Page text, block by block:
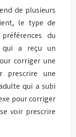
de plusieurs
le type de
du
qui a reçu un
corriger une
prescrire une
qui a subi
pour corriger
voir prescrire